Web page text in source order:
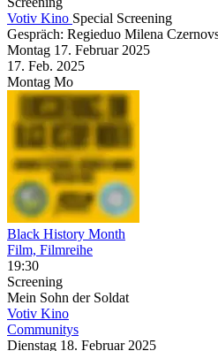
Votiv Kino Special Screening
Gespräch: Regieduo Milena
Montag 17. Februar 2025
17. Feb. 2025
Montag Mo
Black History Month
Film, Filmreihe
19:30
Screening
Mein Sohn der Soldat
Votiv Kino
Communitys
Dienstag 18. Februar 2025